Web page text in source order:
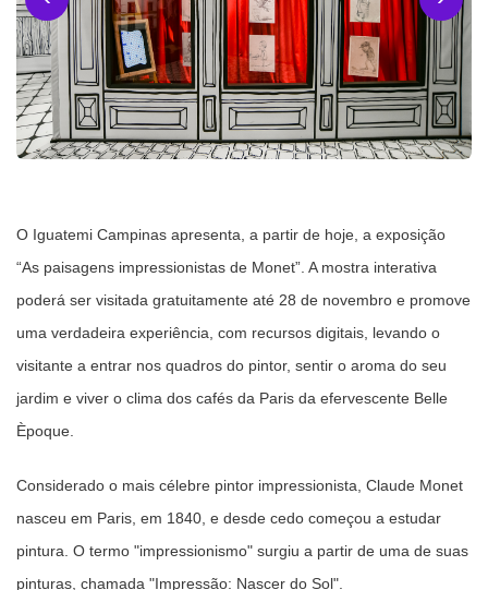
O Iguatemi Campinas apresenta, a partir de hoje, a exposição
“As paisagens impressionistas de Monet”. A mostra interativa
poderá ser visitada gratuitamente até 28 de novembro e promove
uma verdadeira experiência, com recursos digitais, levando o
visitante a entrar nos quadros do pintor, sentir o aroma do seu
jardim e viver o clima dos cafés da Paris da efervescente Belle
Èpoque.
Considerado o mais célebre pintor impressionista, Claude Monet
nasceu em Paris, em 1840, e desde cedo começou a estudar
pintura. O termo "impressionismo" surgiu a partir de uma de suas
pinturas, chamada "Impressão: Nascer do Sol".